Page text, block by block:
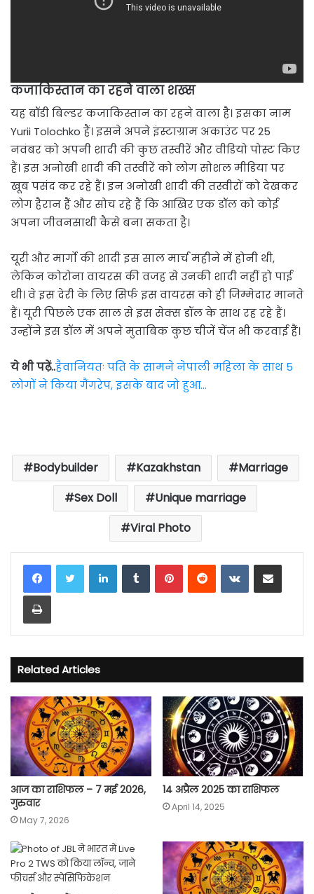
कजाकिस्तान का रहने वाला शख्स
यह बॉडी बिल्डर कजाकिस्तान का रहने वाला है। इसका नाम
Yurii Tolochko हैं। इसने अपने इंस्टाग्राम अकाउंट पर 25
नवंबर को अपनी शादी की कुछ तस्वीरें और वीडियो पोस्ट किए
हैं। इस अनोखी शादी की तस्वीरें को लोग सोशल मीडिया पर
खूब पसंद कर रहे हैं। इन अनोखी शादी की तस्वीरों को देखकर
लोग हैरान हैं और सोच रहे हैं कि आखिर एक डॉल को कोई
अपना जीवनसाथी कैसे बना सकता है।
यूरी और मार्गो की शादी इस साल मार्च महीने में होनी थी,
लेकिन कोरोना वायरस की वजह से उनकी शादी नहीं हो पाई
थी। वे इस देरी के लिए सिर्फ इस वायरस को ही जिम्मेदार मानते
हैं। यूरी पिछले एक साल से इस सेक्स डॉल के साथ रह रहे हैं।
उन्होंने इस डॉल में अपने मुताबिक कुछ चीजें चेंज भी करवाई हैं।
ये भी पढ़ें..हैवानियतः पति के सामने नेपाली महिला के साथ 5
लोगों ने किया गैंगरेप, इसके बाद जो हुआ…
Bodybuilder Kazakhstan
Marriage
Sex Doll
Unique marriage
Viral Photo
LinkedInTumblrPinterestReddit VKontakteShare via Email
Print
Related Articles
आज का राशिफल – 7 मई 2026,
गुरुवार
May 7, 2026
14 अप्रैल 2025 का राशिफल
April 14, 2025